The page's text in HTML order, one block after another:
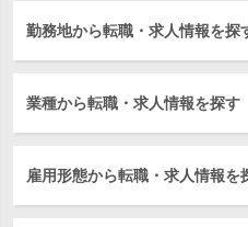
勤務地から転職・求人情報を探
業種から転職・求人情報を探す
雇用形態から転職・求人情報を